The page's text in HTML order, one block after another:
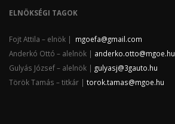
ELNÖKSÉGI TAGOK
Fojt Attila – elnök | mgoefa@gmail.com
Anderkó Ottó – alelnök | anderko.otto@mgoe.hu
Gulyás József – alelnök | gulyasj@3gauto.hu
Török Tamás – titkár | torok.tamas@mgoe.hu